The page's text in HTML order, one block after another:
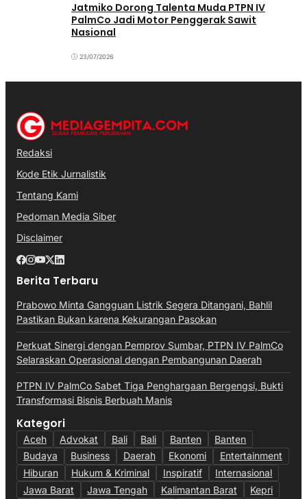
Jatmiko Dorong Talenta Muda PTPN IV
PalmCo Jadi Motor Penggerak Sawit
Nasional
23/07/2026
Redaksi
Kode Etik Jurnalistik
Tentang Kami
Pedoman Media Siber
Disclaimer
Berita Terbaru
Prabowo Minta Gangguan Listrik Segera Ditangani, Bahlil
Pastikan Bukan karena Kekurangan Pasokan
Perkuat Sinergi dengan Pemprov Sumbar, PTPN IV PalmCo
Selaraskan Operasional dengan Pembangunan Daerah
PTPN IV PalmCo Sabet Tiga Penghargaan Bergengsi, Bukti
Transformasi Bisnis Berbuah Manis
Kategori
Aceh Advokat Bali Bali Banten
Banten
Budaya
Business Daerah Ekonomi
Entertainment
Hiburan
Hukum & Kriminal Inspiratif
Internasional
Jawa Barat
Jawa Tengah Kalimantan Barat Kepri